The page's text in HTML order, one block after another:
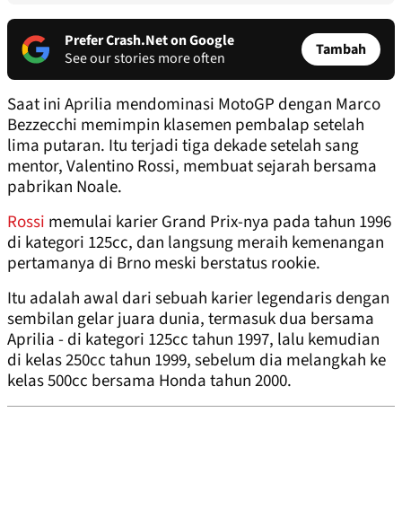
Prefer Crash.Net on Google
See our stories more often
Tambah
Saat ini Aprilia mendominasi MotoGP dengan Marco
Bezzecchi memimpin klasemen pembalap setelah
lima putaran. Itu terjadi tiga dekade setelah sang
mentor, Valentino Rossi, membuat sejarah bersama
pabrikan Noale.
Rossi memulai karier Grand Prix-nya pada tahun 1996
di kategori 125cc, dan langsung meraih kemenangan
pertamanya di Brno meski berstatus rookie.
Itu adalah awal dari sebuah karier legendaris dengan
sembilan gelar juara dunia, termasuk dua bersama
Aprilia - di kategori 125cc tahun 1997, lalu kemudian
di kelas 250cc tahun 1999, sebelum dia melangkah ke
kelas 500cc bersama Honda tahun 2000.